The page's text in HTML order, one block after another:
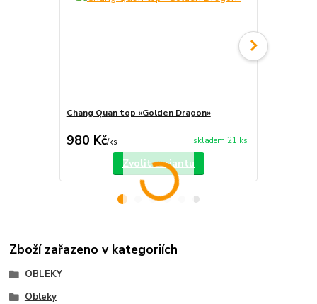
Chang Quan top «Golden Dragon»
980 Kč/ks skladem 21 ks
Zvolit variantu
Zboží zařazeno v kategoriích
OBLEKY
Obleky